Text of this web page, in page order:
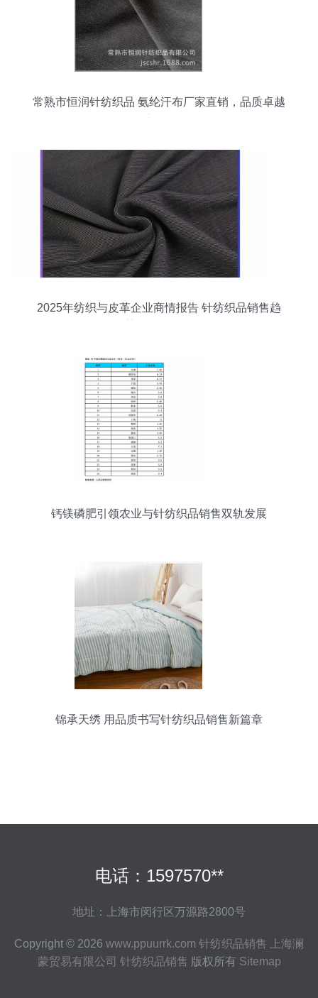
常熟市恒润针纺织品 氨纶汗布厂家直销，品质卓越
2025年纺织与皮革企业商情报告 针纺织品销售趋
钙镁磷肥引领农业与针纺织品销售双轨发展
锦承天绣 用品质书写针纺织品销售新篇章
电话：1597570**
地址：上海市闵行区万源路2800号
Copyright © 2026 www.ppuurrk.com 针纺织品销售
上海澜
蒙贸易有限公司 针纺织品销售 版权所有 Sitemap